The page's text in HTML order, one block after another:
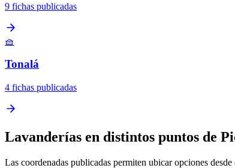
9 fichas publicadas
🧺
Tonalá
4 fichas publicadas
Lavanderías en distintos puntos de
Las coordenadas publicadas permiten ubicar opciones